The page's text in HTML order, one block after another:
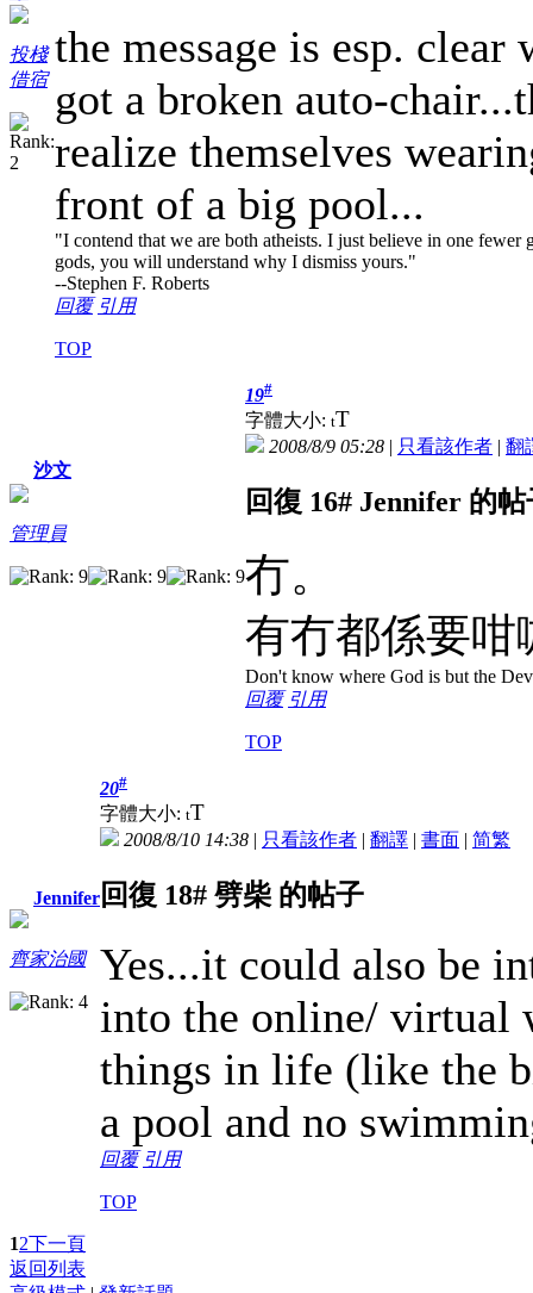
投棧
借宿
the message is esp.
got a broken auto-
realize themselves
front of a big pool...
"I contend that we are both atheists. I just believe in one
gods, you will understand why I dismiss yours."
--Stephen F. Roberts
回覆 引用
TOP
沙文
管理員
19#
字體大小: tT
2008/8/9 05:28 | 只看該作者 | 翻
回復 16# Jennifer 的帖
冇。
有冇都係要咁
Don't know where God is but the
回覆 引用
TOP
Jennifer
齊家治國
20#
字體大小: tT
2008/8/10 14:38 | 只看該作者 | 翻譯 | 書面 | 简繁
回復 18# 劈柴 的帖子
Yes...it could also be
into the online/ virtual
things in life (like the
a pool and no
回覆 引用
TOP
12下一頁
返回列表